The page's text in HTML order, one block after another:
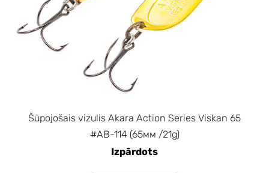
Šūpojošais vizulis Akara Action Series Viskan 65
#AB-114 (65мм /21g)
Izpārdots